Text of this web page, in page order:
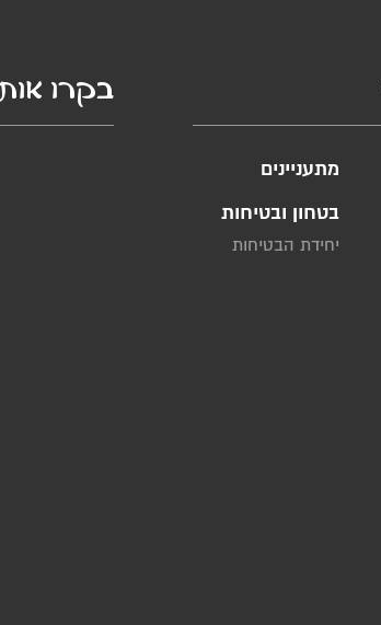
מתעניינים
בטחון ובטיחות
יחידת הבטיחות
בקרו